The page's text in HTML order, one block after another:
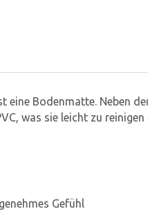
Bodenmatte. Neben
was sie leicht zu reinigen
Gefühl